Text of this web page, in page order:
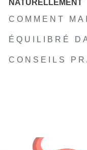
NATURELLEMENT
COMMENT
ÉQUILIBRÉ
CONSEILS